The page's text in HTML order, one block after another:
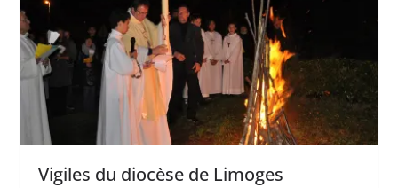
Vigiles du diocèse de Limoges